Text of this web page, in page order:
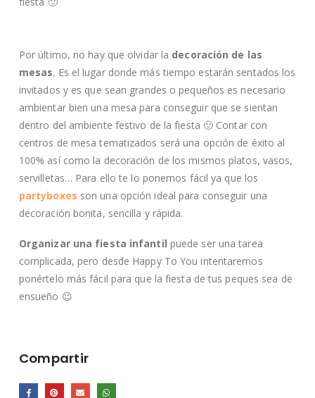
Por último, no hay que olvidar la decoración de las
mesas. Es el lugar donde más tiempo estarán sentados los
invitados y es que sean grandes o pequeños es necesario
ambientar bien una mesa para conseguir que se sientan
dentro del ambiente festivo de la fiesta 🙂 Contar con
centros de mesa tematizados será una opción de éxito al
100% así como la decoración de los mismos platos, vasos,
servilletas… Para ello te lo ponemos fácil ya que los
partyboxes son una opción ideal para conseguir una
decoración bonita, sencilla y rápida.
Organizar una fiesta infantil puede ser una tarea
complicada, pero desde Happy To You intentaremos
ponértelo más fácil para que la fiesta de tus peques sea de
ensueño 😉
Compartir